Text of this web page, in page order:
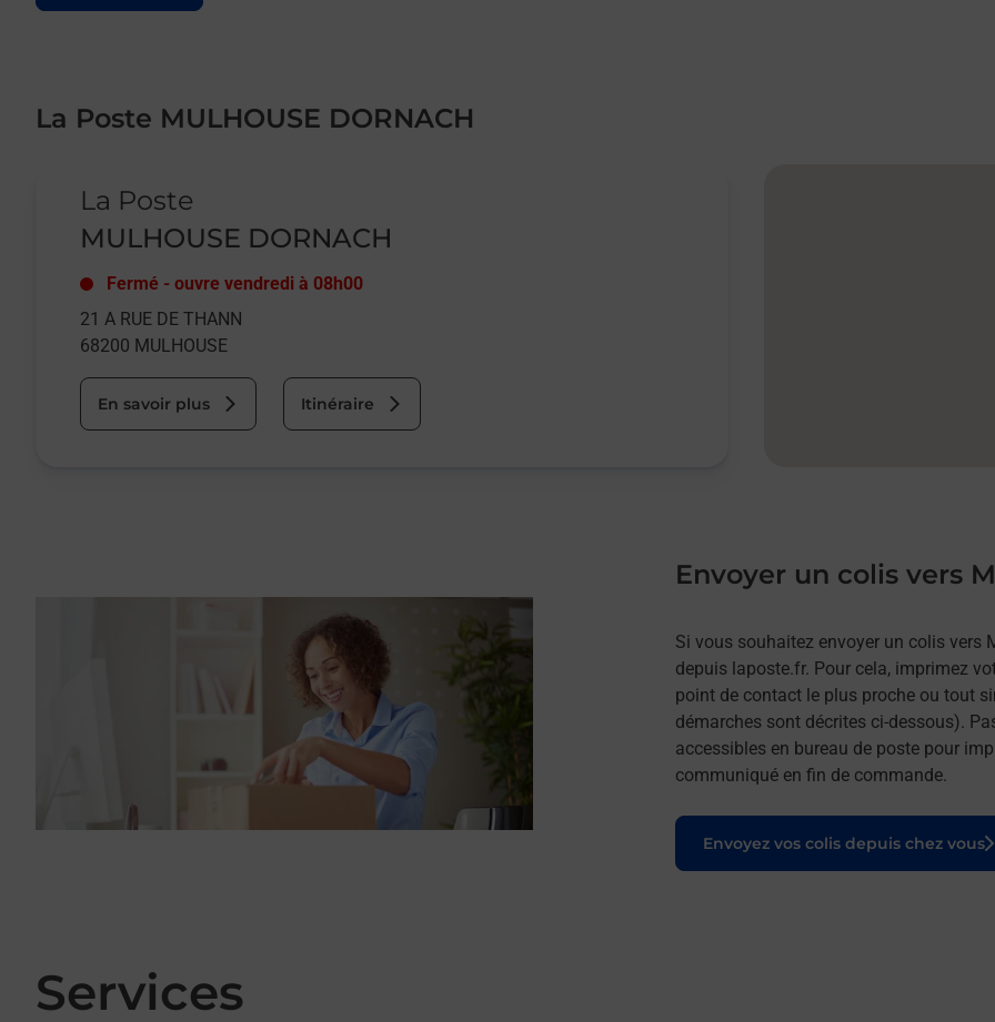
La Poste MULHOUSE DORNACH
La Poste
MULHOUSE DORNACH
Fermé - ouvre vendredi à 08h00
21 A RUE DE THANN
68200 MULHOUSE
En savoir plus Itinéraire
Envoyer un colis vers
Si vous souhaitez envoyer un colis vers
depuis laposte.fr. Pour cela, imprimez
point de contact le plus proche ou tout
démarches sont décrites ci-dessous).
accessibles en bureau de poste pour
communiqué en fin de commande.
Envoyez vos colis depuis chez vous
Le lien s'ouvre dans un nouvel onglet
Services